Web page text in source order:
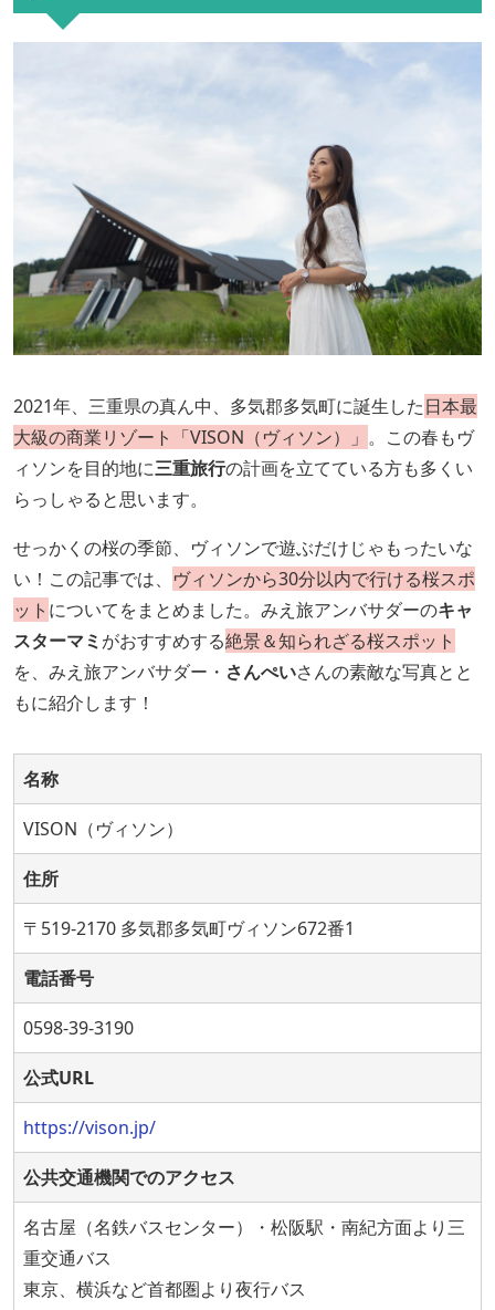
2021年、三重県の真ん中、多気郡多気町に誕生した日本最
大級の商業リゾート「VISON（ヴィソン）」 。この春もヴ
ィソンを目的地に三重旅行の計画を立てている方も多くい
らっしゃると思います。
せっかくの桜の季節、ヴィソンで遊ぶだけじゃもったいな
い！この記事では、 ヴィソンから30分以内で行ける桜スポ
ット についてをまとめました。みえ旅アンバサダーのキャ
スターマミ がおすすめする絶景＆知られざる桜スポット
を、みえ旅アンバサダー・ さんぺいさんの素敵な写真とと
もに紹介します！
名称
VISON（ヴィソン）
住所
〒519-2170 多気郡多気町ヴィソン672番1
電話番号
0598-39-3190
公式URL
https://vison.jp/
公共交通機関でのアクセス
名古屋（名鉄バスセンター）・松阪駅・南紀方面より三
重交通バス
東京、横浜など首都圏より夜行バス